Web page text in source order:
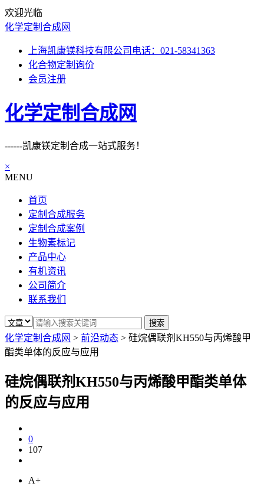
欢迎光临
化学定制合成网
上海凯康镁科技有限公司电话：021-58341363
化合物定制询价
会员注册
化学定制合成网
------凯康镁定制合成一站式服务！
×
MENU
首页
定制合成服务
定制合成案例
生物素标记
产品中心
有机资讯
公司简介
联系我们
化学定制合成网 > 前沿动态 > 硅烷偶联剂KH550与丙烯酸甲
酯类单体的反应与应用
硅烷偶联剂KH550与丙烯酸甲酯类单体
的反应与应用
0
107
A+